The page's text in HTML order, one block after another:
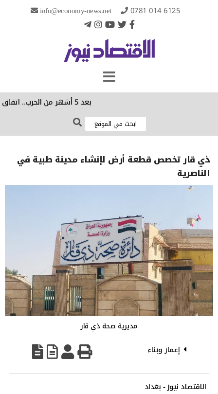
info@economy-news.net 0781 014 6125
بعد 5 أشهر من الحرب.. اتفاق "وشيك" لفتح مضيق هرمز
ذي قار تخصص قطعة أرض لإنشاء مدينة طبية في
الناصرية
مديرية صحة ذي قار
إعمار وبناء
الاقتصاد نيوز - بغداد